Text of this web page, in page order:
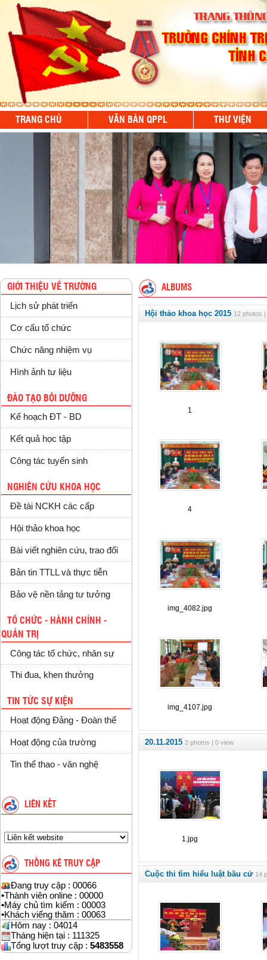
TRANG CHỦ VĂN BẢN QPPL THƯ VIỆN
GIỚI THIỆU VỀ TRƯỜNG
Lịch sử phát triển
Cơ cấu tổ chức
Chức năng nhiệm vụ
Hình ảnh tư liệu
ĐÀO TẠO BỒI DƯỠNG
Kế hoạch ĐT - BD
Kết quả học tập
Công tác tuyển sinh
NGHIÊN CỨU KHOA HỌC
Đề tài NCKH các cấp
Hội thảo khoa học
Bài viết nghiên cứu, trao đổi
Bản tin TTLL và thực tiễn
Bảo vệ nền tảng tư tưởng
TỔ CHỨC - HÀNH CHÍNH -
QUẢN TRỊ
Công tác tổ chức, nhân sự
Thi đua, khen thưởng
TIN TỨC SỰ KIỆN
Hoạt động Đảng - Đoàn thể
Hoạt động của trường
Tin thể thao - văn nghệ
LIÊN KẾT
THỐNG KÊ TRUY CẬP
Đang truy cập : 00066
•Thành viên online : 00000
•Máy chủ tìm kiếm : 00003
•Khách viếng thăm : 00063
Hôm nay : 04014
Tháng hiện tại : 111325
Tổng lượt truy cập : 5483558
ALBUMS
Hội thảo khoa học 2015 12 photos
1
4
img_4082.jpg
img_4107.jpg
20.11.2015 2 photos | 0 view
1.jpg
Cuộc thi tìm hiểu luật bầu cử 14